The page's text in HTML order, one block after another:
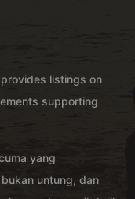
listings on
supporting
yang
untung, dan